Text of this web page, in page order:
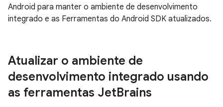
Android para manter o ambiente de desenvolvimento
integrado e as Ferramentas do Android SDK atualizados.
Atualizar o ambiente de
desenvolvimento integrado usando
as ferramentas JetBrains